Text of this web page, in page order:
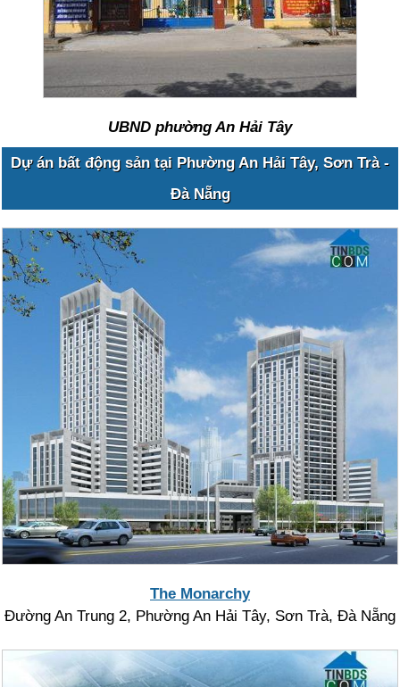
UBND phường An Hải Tây
Dự án bất động sản tại Phường An Hải Tây, Sơn Trà -
Đà Nẵng
The Monarchy
Đường An Trung 2, Phường An Hải Tây, Sơn Trà, Đà Nẵng